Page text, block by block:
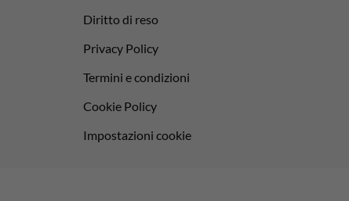
Diritto di reso
Privacy Policy
Termini e condizioni
Cookie Policy
Impostazioni cookie